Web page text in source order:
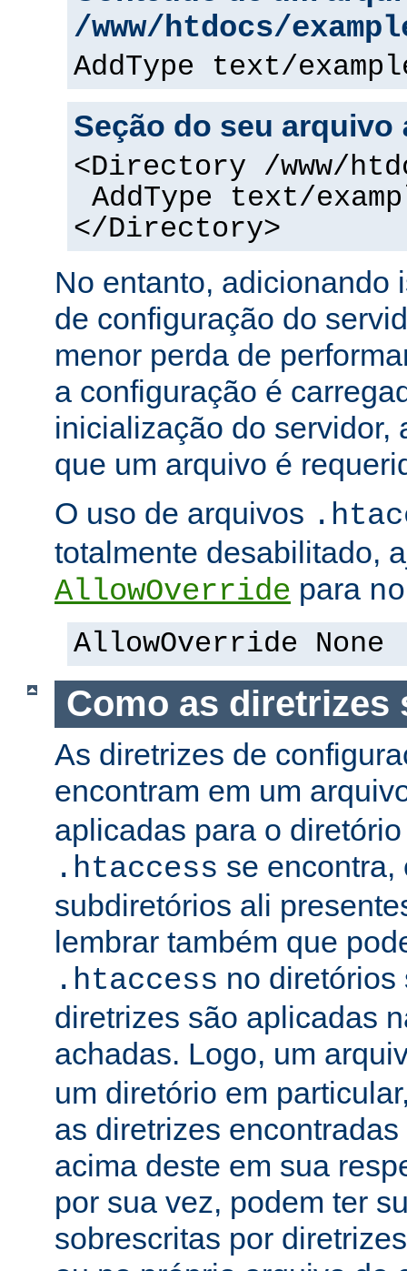
/www/htdocs/
AddType text/
Seção do seu arquivo
<Directory /www/
AddType text/
</Directory>
No entanto, adicionando
de configuração do
menor perda de
a configuração é
inicialização do servidor,
que um arquivo é
O uso de arquivos
totalmente desabilitado,
AllowOverride para
AllowOverride None
Como as diretrizes
As diretrizes de
encontram em um
aplicadas para o
.htaccess se encontra,
subdiretórios ali
lembrar também que
.htaccess no diretórios
diretrizes são aplicadas
achadas. Logo, um
um diretório em
as diretrizes
acima deste em sua
por sua vez, podem ter
sobrescritas por